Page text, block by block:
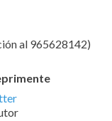
al 965628142)